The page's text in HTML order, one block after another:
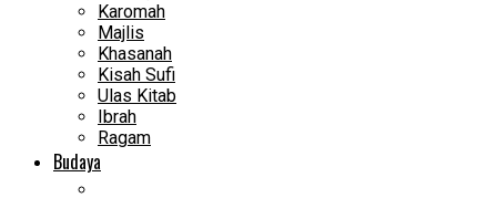
Karomah
Majlis
Khasanah
Kisah Sufi
Ulas Kitab
Ibrah
Ragam
Budaya